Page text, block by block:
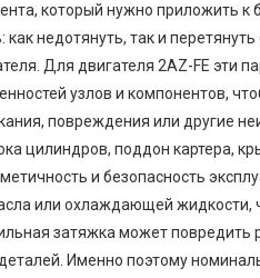
который нужно приложить к
недотянуть, так и
Для двигателя 2AZ-FE эти
узлов и компонентов,
повреждения или другие
цилиндров, поддон картера,
и безопасность
или охлаждающей жидкости,
затяжка может повредить
Именно поэтому